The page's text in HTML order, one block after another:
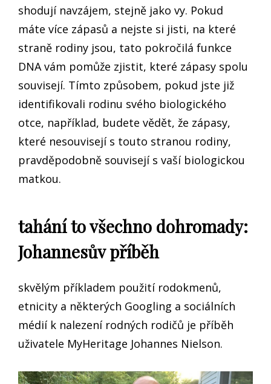
shodují navzájem, stejně jako vy. Pokud
máte více zápasů a nejste si jisti, na které
straně rodiny jsou, tato pokročilá funkce
DNA vám pomůže zjistit, které zápasy spolu
souvisejí. Tímto způsobem, pokud jste již
identifikovali rodinu svého biologického
otce, například, budete vědět, že zápasy,
které nesouvisejí s touto stranou rodiny,
pravděpodobně souvisejí s vaší biologickou
matkou.
tahání to všechno dohromady:
Johannesův příběh
skvělým příkladem použití rodokmenů,
etnicity a některých Googling a sociálních
médií k nalezení rodných rodičů je příběh
uživatele MyHeritage Johannes Nielson.